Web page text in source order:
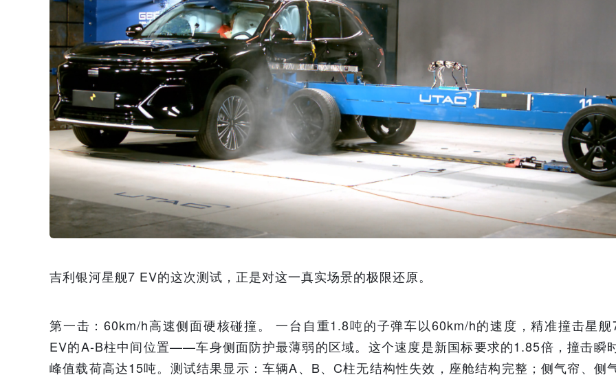
吉利银河星舰7 EV的这次测试，正是对这一真实场景的极限还原。
第一击：60km/h高速侧面硬核碰撞。 一台自重1.8吨的子弹车以60km/h的速度，精准撞击星舰
EV的A-B柱中间位置——车身侧面防护最薄弱的区域。这个速度是新国标要求的1.85倍，撞击瞬
峰值载荷高达15吨。测试结果显示：车辆A、B、C柱无结构性失效，座舱结构完整；侧气帘、侧